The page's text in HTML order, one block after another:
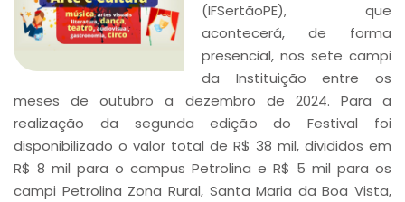
(IFSertãoPE), que
acontecerá, de forma
presencial, nos sete campi
da Instituição entre os
meses de outubro a dezembro de 2024. Para a
realização da segunda edição do Festival foi
disponibilizado o valor total de R$ 38 mil, divididos em
R$ 8 mil para o campus Petrolina e R$ 5 mil para os
campi Petrolina Zona Rural, Santa Maria da Boa Vista,